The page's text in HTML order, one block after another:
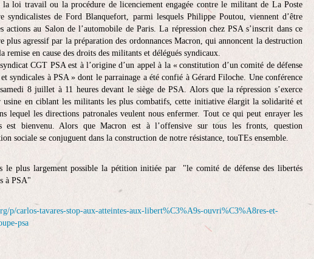
la loi travail ou la procédure de licenciement engagée contre le militant de La Poste
syndicalistes de Ford Blanquefort, parmi lesquels Philippe Poutou, viennent d’être
actions au Salon de l’automobile de Paris. La répression chez PSA s’inscrit dans ce
plus agressif par la préparation des ordonnances Macron, qui annoncent la destruction
remise en cause des droits des militants et délégués syndicaux.
CGT PSA est à l’origine d’un appel à la « constitution d’un comité de défense
syndicales à PSA » dont le parrainage a été confié à Gérard Filoche. Une conférence
8 juillet à 11 heures devant le siège de PSA. Alors que la répression s’exerce
usine en ciblant les militants les plus combatifs, cette initiative élargit la solidarité et
lequel les directions patronales veulent nous enfermer. Tout ce qui peut enrayer les
est bienvenu. Alors que Macron est à l’offensive sur tous les fronts, question
sociale se conjuguent dans la construction de notre résistance, touTEs ensemble.
le plus largement possible la pétition initiée par "le comité de défense des libertés
à PSA"
p/carlos-tavares-stop-aux-atteintes-aux-libert%C3%A9s-ouvri%C3%A8res-et-
psa